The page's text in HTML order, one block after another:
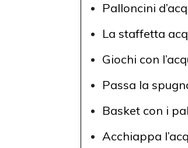
Palloncini
La staffetta
Giochi con
Passa la
Basket con i
Acchiappa